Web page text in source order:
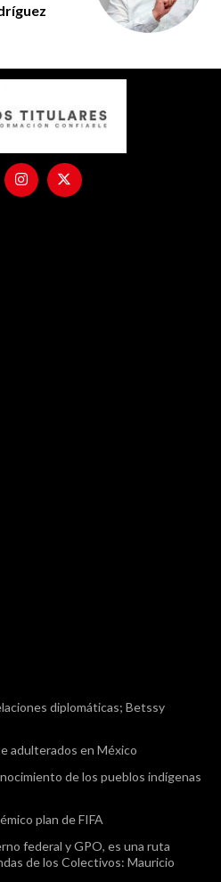
diplomáticas; Betssy
adulterados en México
de los pueblos indígenas
plan de FIFA
federal y GPO, es una ruta
de los Colectivos: Mauricio